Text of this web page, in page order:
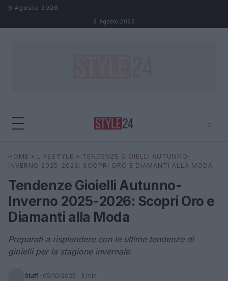
Salta al contenuto
6 Agosto 2026
6 Agosto 2026
⌕
Cerca
HOME » LIFESTYLE » TENDENZE GIOIELLI AUTUNNO-
INVERNO 2025-2026: SCOPRI ORO E DIAMANTI ALLA MODA
Tendenze Gioielli Autunno-
Inverno 2025-2026: Scopri Oro e
Diamanti alla Moda
Preparati a risplendere con le ultime tendenze di
gioielli per la stagione invernale.
Staff · 05/10/2025 · 3 min